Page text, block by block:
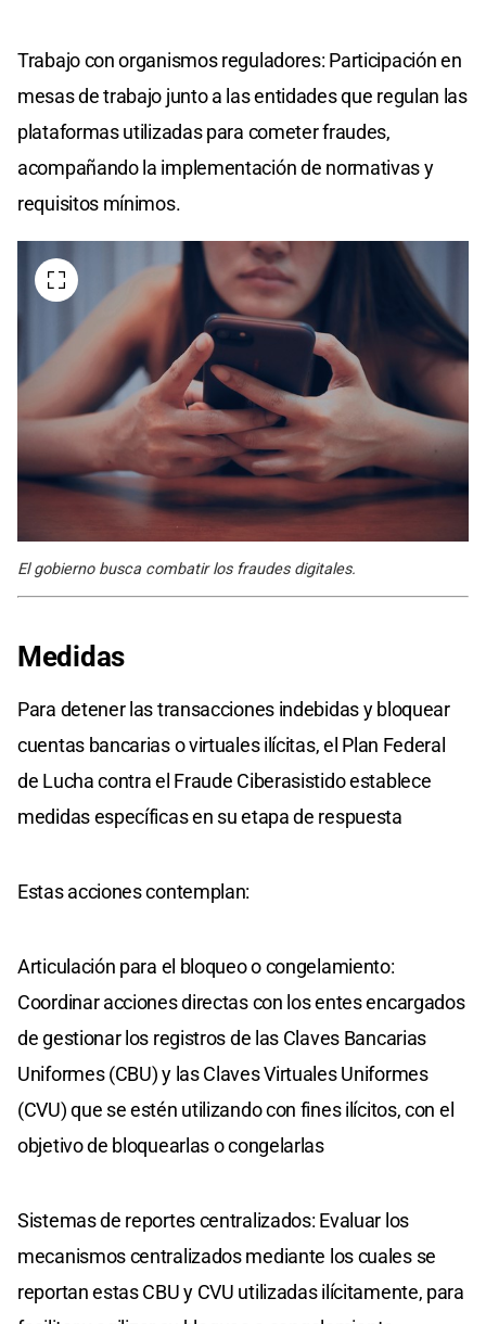
Trabajo con organismos reguladores: Participación en
mesas de trabajo junto a las entidades que regulan las
plataformas utilizadas para cometer fraudes,
acompañando la implementación de normativas y
requisitos mínimos.
El gobierno busca combatir los fraudes digitales.
Medidas
Para detener las transacciones indebidas y bloquear
cuentas bancarias o virtuales ilícitas, el Plan Federal
de Lucha contra el Fraude Ciberasistido establece
medidas específicas en su etapa de respuesta
Estas acciones contemplan:
Articulación para el bloqueo o congelamiento:
Coordinar acciones directas con los entes encargados
de gestionar los registros de las Claves Bancarias
Uniformes (CBU) y las Claves Virtuales Uniformes
(CVU) que se estén utilizando con fines ilícitos, con el
objetivo de bloquearlas o congelarlas
Sistemas de reportes centralizados: Evaluar los
mecanismos centralizados mediante los cuales se
reportan estas CBU y CVU utilizadas ilícitamente, para